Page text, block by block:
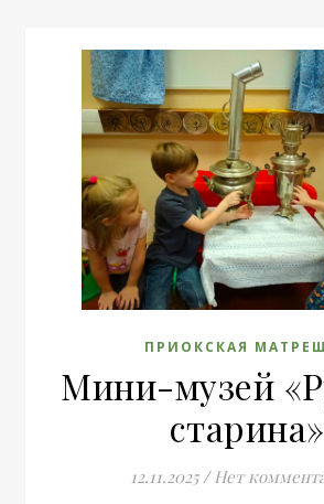
ПРИОКСКАЯ
Мини-музей
старина»
12.11.2025 / Нет